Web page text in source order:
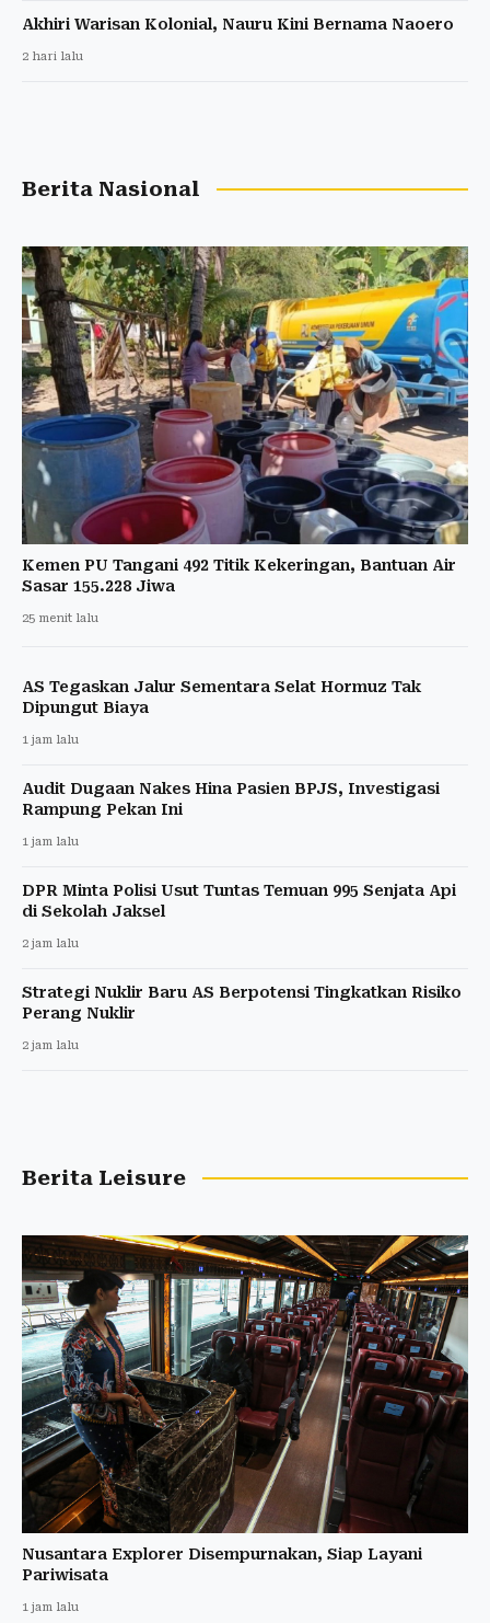
Akhiri Warisan Kolonial, Nauru Kini Bernama Naoero
2 hari lalu
Berita Nasional
Kemen PU Tangani 492 Titik Kekeringan, Bantuan Air
Sasar 155.228 Jiwa
25 menit lalu
AS Tegaskan Jalur Sementara Selat Hormuz Tak
Dipungut Biaya
1 jam lalu
Audit Dugaan Nakes Hina Pasien BPJS, Investigasi
Rampung Pekan Ini
1 jam lalu
DPR Minta Polisi Usut Tuntas Temuan 995 Senjata Api
di Sekolah Jaksel
2 jam lalu
Strategi Nuklir Baru AS Berpotensi Tingkatkan Risiko
Perang Nuklir
2 jam lalu
Berita Leisure
Nusantara Explorer Disempurnakan, Siap Layani
Pariwisata
1 jam lalu